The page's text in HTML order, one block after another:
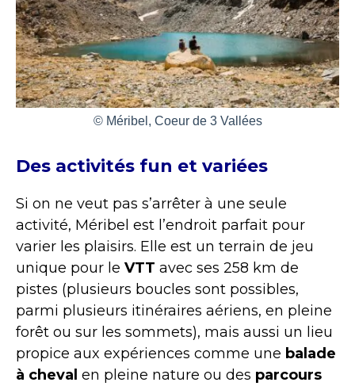
© Méribel, Coeur de 3 Vallées
Des activités fun et variées
Si on ne veut pas s’arrêter à une seule
activité, Méribel est l’endroit parfait pour
varier les plaisirs. Elle est un terrain de jeu
unique pour le VTT avec ses 258 km de
pistes (plusieurs boucles sont possibles,
parmi plusieurs itinéraires aériens, en pleine
forêt ou sur les sommets), mais aussi un lieu
propice aux expériences comme une balade
à cheval en pleine nature ou des parcours